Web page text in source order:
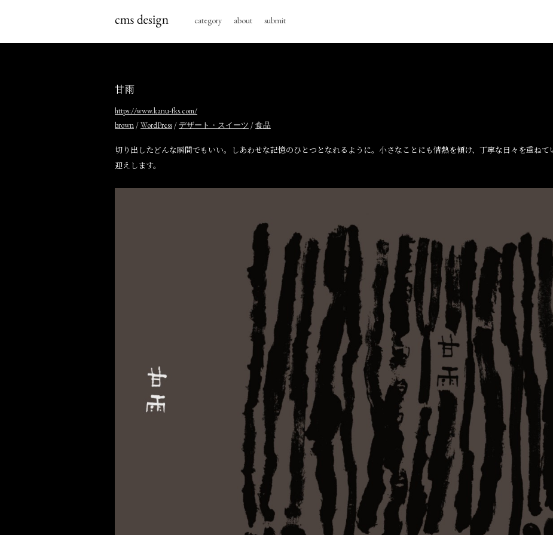
category about submit
甘雨
https://www.kanu-fks.com/
brown /WordPress /デザート・スイーツ /食品
切り出したどんな瞬間でもいい。しあわせな記憶のひとつとなれるように。小さなことにも情熱を傾け、丁寧な日々を重ねて
迎えします。